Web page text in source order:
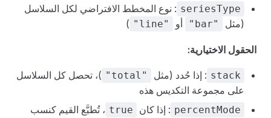
seriesType : نوع المخطط الافتراضي لكل السلاسل
(مثل
"bar" أو "line"
)
الحقول الاختيارية:
stack : إذا حُدد (مثل "total" )، تحصل كل السلاسل
على مجموعة التكديس هذه
percentMode : إذا كان true ، تُطبَّع القيم كنسب